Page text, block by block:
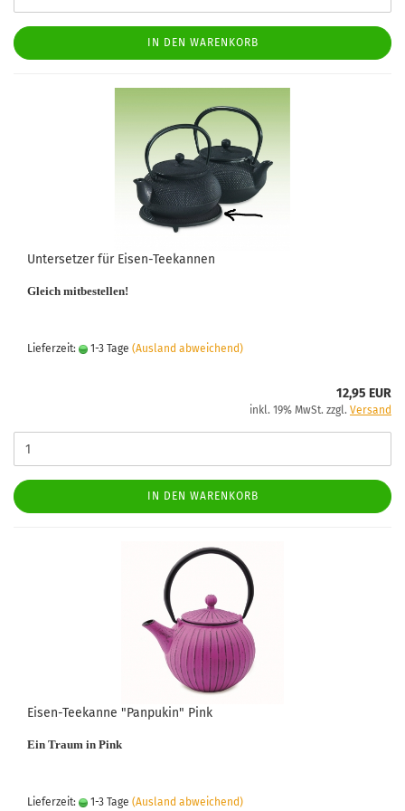
IN DEN WARENKORB
Untersetzer für Eisen-Teekannen
Gleich mitbestellen!
Lieferzeit: 1-3 Tage (Ausland abweichend)
12,95 EUR
inkl. 19% MwSt. zzgl. Versand
IN DEN WARENKORB
Eisen-Teekanne "Panpukin" Pink
Ein Traum in Pink
Lieferzeit: 1-3 Tage (Ausland abweichend)